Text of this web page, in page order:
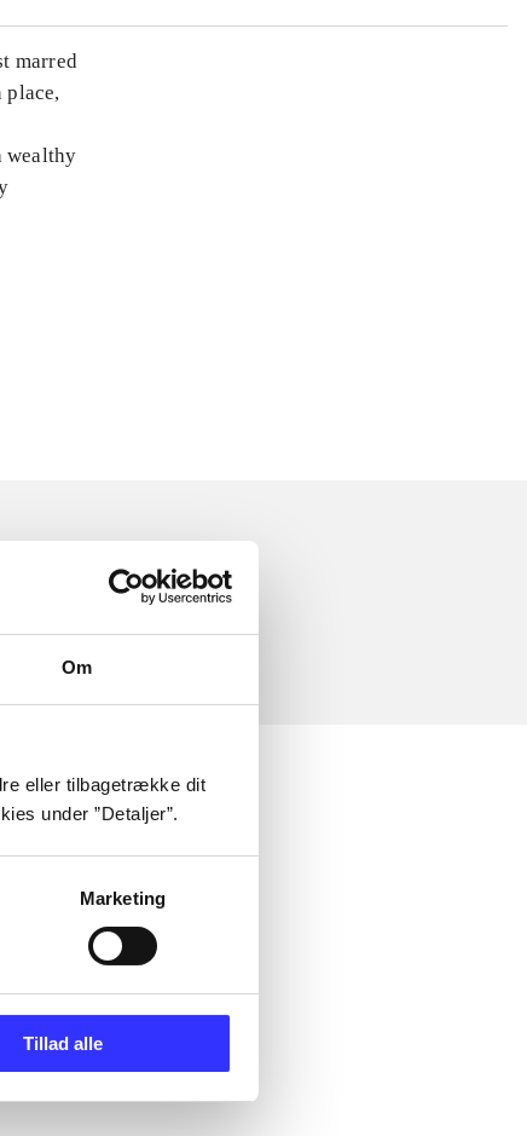
Om
eller tilbagetrække dit
under ”Detaljer”.
Marketing
Tillad alle
marred
place,
wealthy